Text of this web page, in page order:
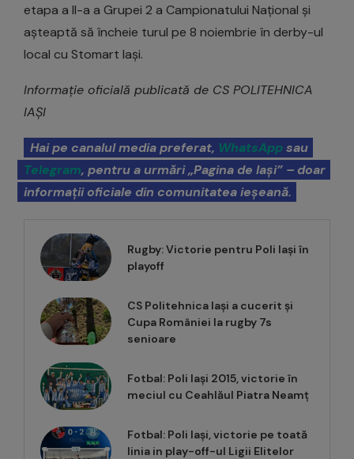
etapa a II-a a Grupei 2 a Campionatului Național și
așteaptă să încheie turul pe 8 noiembrie în derby-ul
local cu Stomart Iași.
Informație oficială publicată de CS POLITEHNICA
IAȘI
Hai pe canalul media preferat, WhatsAppsau
Telegram, pentru a urmări „Pagina de Iași” – doar
informații oficiale din comunitatea ieșeană.
Rugby: Victorie pentru Poli Iași în
playoff
CS Politehnica Iași a cucerit și
Cupa României la rugby 7s
senioare
Fotbal: Poli Iași 2015, victorie în
meciul cu Ceahlăul Piatra Neamț
Fotbal: Poli Iași, victorie pe toată
linia in play-off-ul Ligii Elitelor